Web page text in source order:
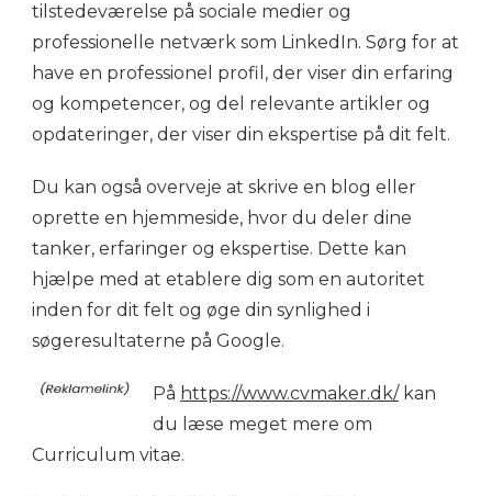
tilstedeværelse på sociale medier og
professionelle netværk som LinkedIn. Sørg for at
have en professionel profil, der viser din erfaring
og kompetencer, og del relevante artikler og
opdateringer, der viser din ekspertise på dit felt.
Du kan også overveje at skrive en blog eller
oprette en hjemmeside, hvor du deler dine
tanker, erfaringer og ekspertise. Dette kan
hjælpe med at etablere dig som en autoritet
inden for dit felt og øge din synlighed i
søgeresultaterne på Google.
På https://www.cvmaker.dk/ kan
du læse meget mere om
Curriculum vitae.